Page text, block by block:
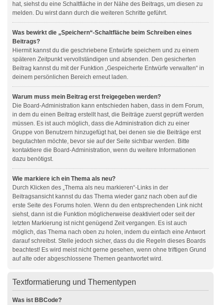
hat, siehst du eine Schaltfläche in der Nähe des Beitrags, um diesen zu
melden. Du wirst dann durch die weiteren Schritte geführt.
Was bewirkt die „Speichern“-Schaltfläche beim Schreiben eines
Beitrags?
Hiermit kannst du die geschriebene Entwürfe speichern und zu einem
späteren Zeitpunkt vervollständigen und absenden. Den gesicherten
Beitrag kannst du mit der Funktion „Gespeicherte Entwürfe verwalten“ in
deinem persönlichen Bereich erneut laden.
Warum muss mein Beitrag erst freigegeben werden?
Die Board-Administration kann entschieden haben, dass in dem Forum,
in dem du einen Beitrag erstellt hast, die Beiträge zuerst geprüft werden
müssen. Es ist auch möglich, dass die Administration dich zu einer
Gruppe von Benutzern hinzugefügt hat, bei denen sie die Beiträge erst
begutachten möchte, bevor sie auf der Seite sichtbar werden. Bitte
kontaktiere die Board-Administration, wenn du weitere Informationen
dazu benötigst.
Wie markiere ich ein Thema als neu?
Durch Klicken des „Thema als neu markieren“-Links in der
Beitragsansicht kannst du das Thema wieder ganz nach oben auf die
erste Seite des Forums holen. Wenn du den entsprechenden Link nicht
siehst, dann ist die Funktion möglicherweise deaktiviert oder seit der
letzten Markierung ist nicht genügend Zeit vergangen. Es ist auch
möglich, das Thema nach oben zu holen, indem du einfach eine Antwort
darauf schreibst. Stelle jedoch sicher, dass du die Regeln dieses Boards
beachtest! Es wird meist nicht gerne gesehen, wenn ohne triftigen Grund
auf alte oder abgeschlossene Themen geantwortet wird.
Textformatierung und Thementypen
Was ist BBCode?